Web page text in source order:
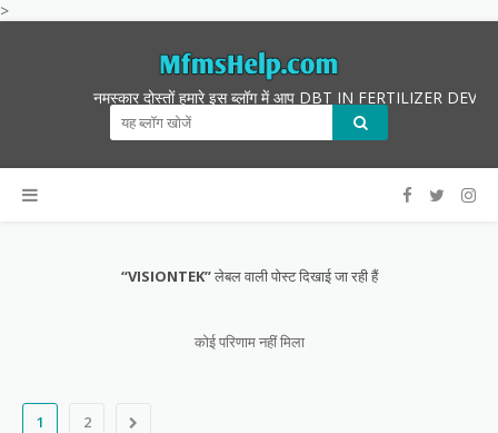
>
नमस्कार दोस्तों हमारे इस ब्लॉग में आप DBT IN FERTILIZER
VISIONTEK लेबल वाली पोस्ट दिखाई जा रही हैं
कोई परिणाम नहीं मिला
1 2